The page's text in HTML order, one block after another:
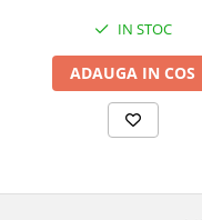
IN STOC
ADAUGA IN COS